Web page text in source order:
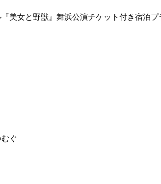
美女と野獣』舞浜公演チケット付き宿泊プ
ぐ